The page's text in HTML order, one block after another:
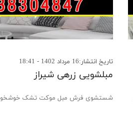
تاریخ انتشار:16 مرداد 1402 - 18:41
مبلشویی زرهی شیراز
شستشوی فرش مبل موکت تشک